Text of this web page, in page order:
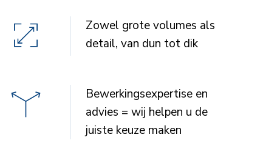
Zowel grote volumes als
detail, van dun tot dik
Bewerkingsexpertise en
advies = wij helpen u de
juiste keuze maken